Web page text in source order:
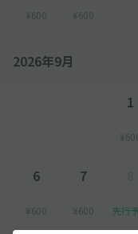
¥600 ¥600
2026年9月
1
6
¥600
7
¥600 先行